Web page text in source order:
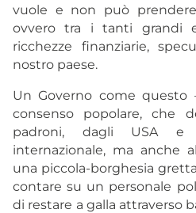
vuole e non può
ovvero tra i tanti grandi
ricchezze finanziarie,
nostro paese.
Un Governo come questo
consenso popolare, che
padroni, dagli USA e
internazionale, ma anche
una piccola-borghesia
contare su un personale
di restare a galla attraverso